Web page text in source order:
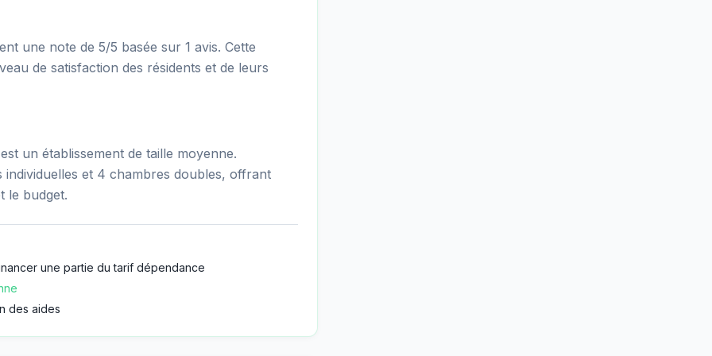
une note de 5/5 basée sur 1 avis. Cette
de satisfaction des résidents et de leurs
un établissement de taille moyenne.
et 4 chambres doubles, offrant
le budget.
une partie du tarif dépendance
des aides